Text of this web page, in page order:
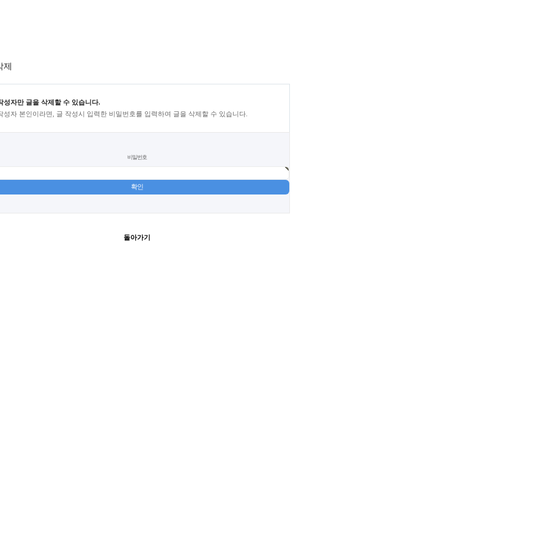
제
성자만 글을 삭제할 수 있습니다.
성자 본인이라면, 글 작성시 입력한 비밀번호를 입력하여 글을 삭제할 수 있습니다.
비밀번호
돌아가기